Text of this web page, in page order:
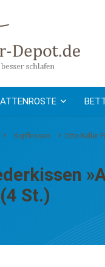
Kopfkissen Otto Keller
St.)